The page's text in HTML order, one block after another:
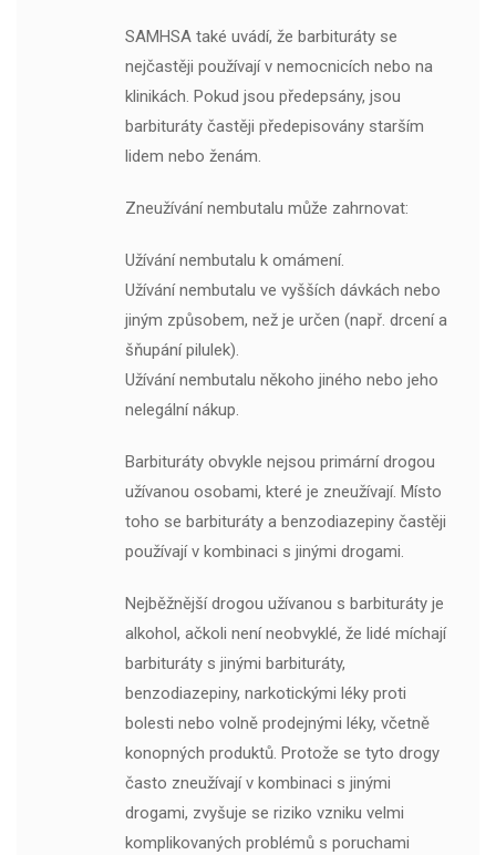
SAMHSA také uvádí, že barbituráty se
nejčastěji používají v nemocnicích nebo na
klinikách. Pokud jsou předepsány, jsou
barbituráty častěji předepisovány starším
lidem nebo ženám.
Zneužívání nembutalu může zahrnovat:
Užívání nembutalu k omámení.
Užívání nembutalu ve vyšších dávkách nebo
jiným způsobem, než je určen (např. drcení a
šňupání pilulek).
Užívání nembutalu někoho jiného nebo jeho
nelegální nákup.
Barbituráty obvykle nejsou primární drogou
užívanou osobami, které je zneužívají. Místo
toho se barbituráty a benzodiazepiny častěji
používají v kombinaci s jinými drogami.
Nejběžnější drogou užívanou s barbituráty je
alkohol, ačkoli není neobvyklé, že lidé míchají
barbituráty s jinými barbituráty,
benzodiazepiny, narkotickými léky proti
bolesti nebo volně prodejnými léky, včetně
konopných produktů. Protože se tyto drogy
často zneužívají v kombinaci s jinými
drogami, zvyšuje se riziko vzniku velmi
komplikovaných problémů s poruchami